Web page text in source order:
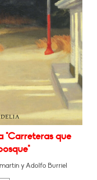
"Carreteras que
y Adolfo Burriel